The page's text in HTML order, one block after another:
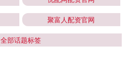
聚富人配资官网
全部话题标签